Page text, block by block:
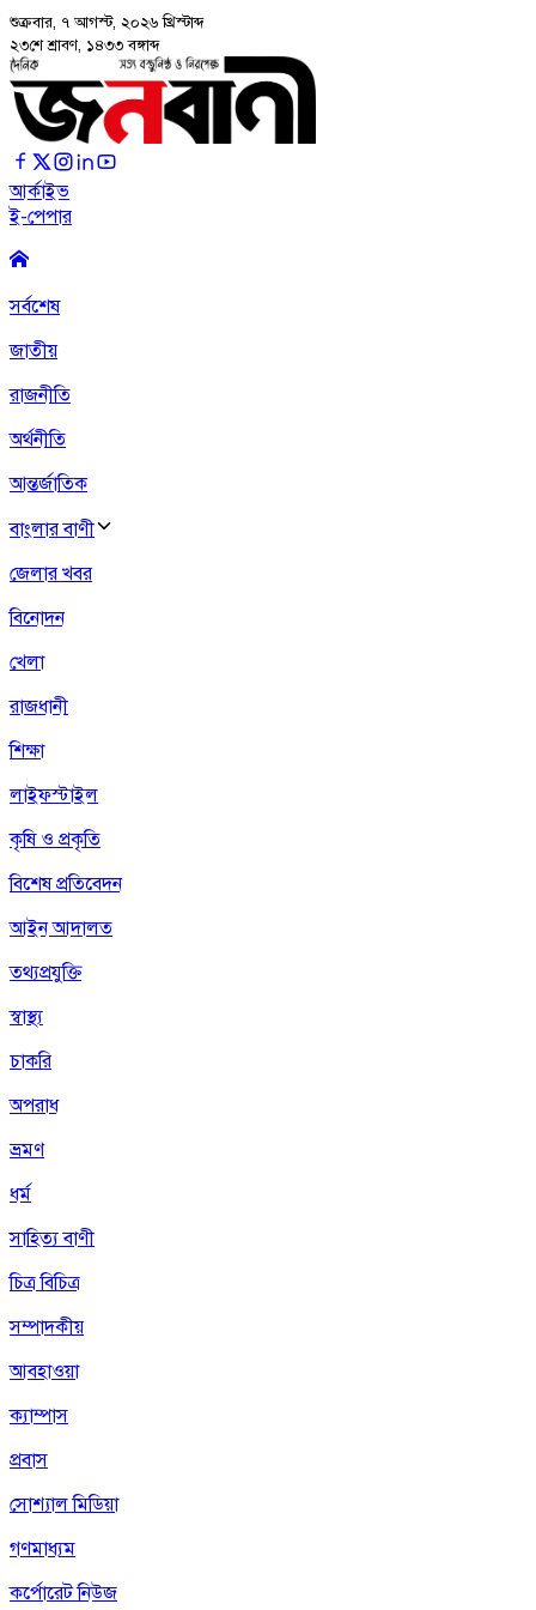
শুক্রবার, ৭ আগস্ট, ২০২৬ খ্রিস্টাব্দ
২৩শে শ্রাবণ, ১৪৩৩ বঙ্গাব্দ
আর্কাইভ
ই-পেপার
সর্বশেষ
জাতীয়
রাজনীতি
অর্থনীতি
আন্তর্জাতিক
বাংলার বাণী
জেলার খবর
বিনোদন
খেলা
রাজধানী
শিক্ষা
লাইফস্টাইল
কৃষি ও প্রকৃতি
বিশেষ প্রতিবেদন
আইন আদালত
তথ্যপ্রযুক্তি
স্বাস্থ্য
চাকরি
অপরাধ
ভ্রমণ
ধর্ম
সাহিত্য বাণী
চিত্র বিচিত্র
সম্পাদকীয়
আবহাওয়া
ক্যাম্পাস
প্রবাস
সোশ্যাল মিডিয়া
গণমাধ্যম
কর্পোরেট নিউজ